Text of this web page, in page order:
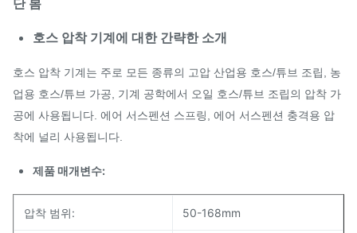
호스 압착 기계에 대한 간략한 소개
호스 압착 기계는 주로 모든 종류의 고압 산업용 호스/튜브 조립, 농
업용 호스/튜브 가공, 기계 공학에서 오일 호스/튜브 조립의 압착 가
공에 사용됩니다. 에어 서스펜션 스프링, 에어 서스펜션 충격용 압
착에 널리 사용됩니다.
제품 매개변수:
압착 범위: 50-168mm